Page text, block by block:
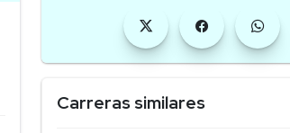
Carreras similares